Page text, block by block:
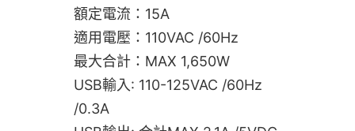
額定電流：15A
適用電壓：110VAC /60Hz
最大合計：MAX 1,650W
USB輸入: 110-125VAC /60Hz
/0.3A